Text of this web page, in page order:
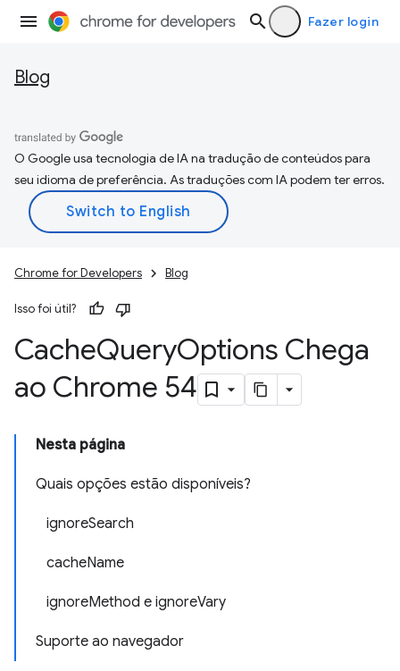
Fazer login
Blog
O Google usa tecnologia de IA na tradução de conteúdos para
seu idioma de preferência. As traduções com IA podem ter erros.
Chrome for Developers Blog
Isso foi útil?
CacheQueryOptions Chega
ao Chrome 54
Nesta página
Quais opções estão disponíveis?
ignoreSearch
cacheName
ignoreMethod e ignoreVary
Suporte ao navegador